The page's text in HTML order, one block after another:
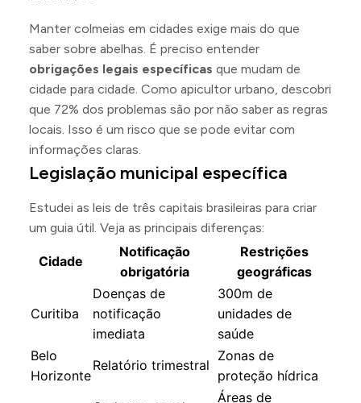
Manter colmeias em cidades exige mais do que
saber sobre abelhas. É preciso entender
obrigações legais específicas que mudam de
cidade para cidade. Como apicultor urbano, descobri
que 72% dos problemas são por não saber as regras
locais. Isso é um risco que se pode evitar com
informações claras.
Legislação municipal específica
Estudei as leis de três capitais brasileiras para criar
um guia útil. Veja as principais diferenças:
Cidade
Notificação
obrigatória
Restrições
geográficas
Curitiba
Doenças de
notificação
imediata
300m de
unidades de
saúde
Belo
Horizonte
Relatório trimestral
Zonas de
proteção hídrica
Áreas de